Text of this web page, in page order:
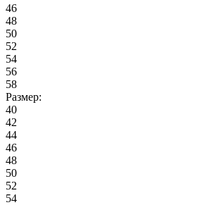
46
48
50
52
54
56
58
Размер:
40
42
44
46
48
50
52
54